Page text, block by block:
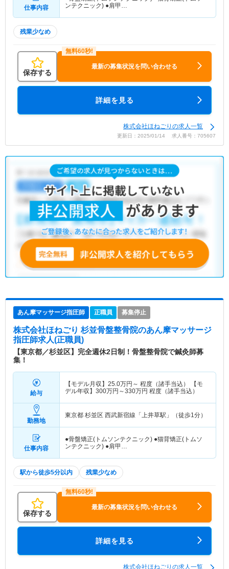
仕事内容
ンテクニック) ●肩甲…
残業少なめ
保存する
最新の募集状況を問い合わせる
詳細を見る
株式会社ほねごりの求人一覧
更新日：2025/01/14 求人番号：705607
あん摩マッサージ指圧師 正職員 募集停止
株式会社ほねごり 杉並骨盤整骨院のあん摩マッサージ
指圧師求人(正職員)
【東京都／杉並区】完全週休2日制！骨盤整骨院で鍼灸師募
集！
給与
【モデル月収】 25.0万円～ 程度（諸手当込） 【モ
デル年収】 300万円～330万円 程度（諸手当込）
勤務地
東京都 杉並区 西武新宿線「上井草駅」（徒歩1分）
仕事内容
●骨盤矯正(トムソンテクニック) ●猫背矯正(トムソ
ンテクニック) ●肩甲…
駅から徒歩5分以内 残業少なめ
保存する
最新の募集状況を問い合わせる
詳細を見る
株式会社ほねごりの求人一覧